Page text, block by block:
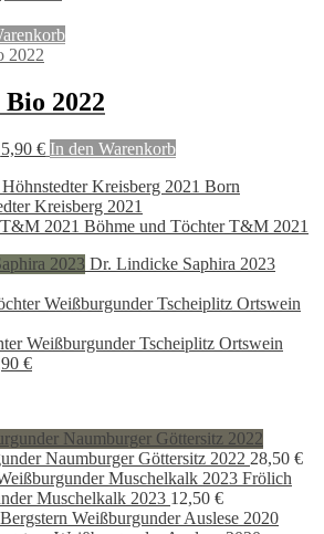
2022
Ursprünglicher
war:
9,90 €
5,90 €Aktueller
ist:
5,90 €.
In den Warenkorb
Born
Kreisberg 2021
Böhme und Töchter T&M 2021
Dr. Lindicke Saphira 2023
Weißburgunder Tscheiplitz Ortswein
€Aktueller
Naumburger Göttersitz 2022 28,50 €
Frölich
Muschelkalk 2023 12,50 €